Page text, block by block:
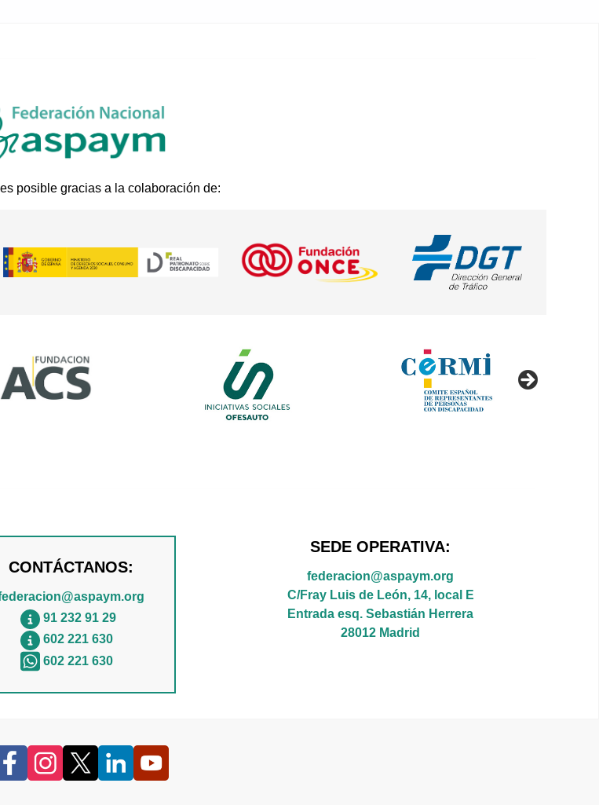
posible gracias a la colaboración de:
CONTÁCTANOS:
91 232 91 29
602 221 630
602 221 630
SEDE OPERATIVA:
federacion@aspaym.org
C/Fray Luis de León, 14, local E
Entrada esq. Sebastián Herrera
28012 Madrid